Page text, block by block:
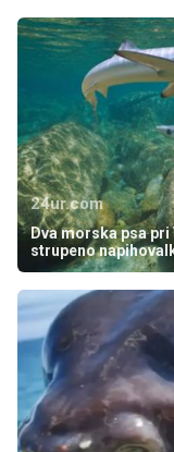
24ur.com
Dva morska psa
strupeno